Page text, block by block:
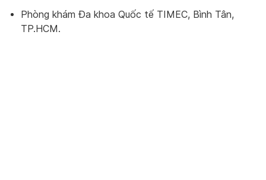
Phòng khám Đa khoa Quốc tế TIMEC, Bình Tân,
TP.HCM.